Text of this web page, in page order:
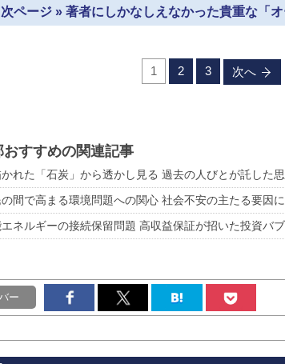
次ページ » 著者にしかなしえなかった貴重な「オ
1 2 3 次へ
おすすめの関連記事
れた「石炭」から透かし見る 過去の人びとが託した
間で高まる環境問題への関心 社会不安の主たる要因に
ネルギーの接続保留問題 高収益保証が招いた投資バ
ー